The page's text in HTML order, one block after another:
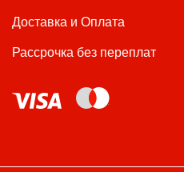
Доставка и Оплата
Рассрочка без переплат